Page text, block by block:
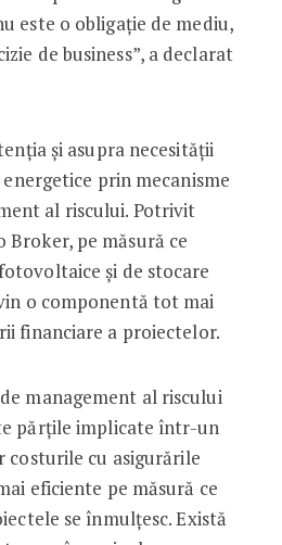
este o obligație de mediu,
de business”, a declarat
și asupra necesității
prin mecanisme
al riscului. Potrivit
pe măsură ce
și de stocare
o componentă tot mai
financiare a proiectelor.
management al riscului
părțile implicate într-un
costurile cu asigurările
eficiente pe măsură ce
se înmulțesc. Există